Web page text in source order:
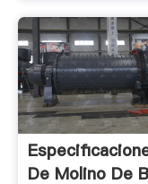
De Molino De